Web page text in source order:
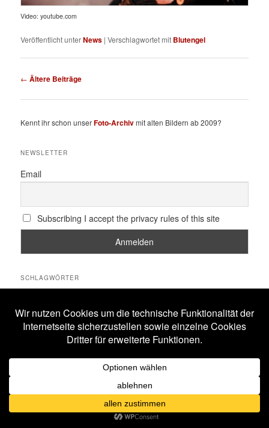
Video: youtube.com
Veröffentlicht unterNews |Verschlagwortet mit Blutengel
Beitragsnavigation
← Ältere Beiträge
Kennt ihr schon unserFoto-Archivmit alten Bildern ab 2009?
NEWSLETTER
Email
Subscribing I accept the privacy rules of this site
SCHLAGWÖRTER
Blutengel Coppelius Corona Corvus Corax
Eisbrecher Ensiferum Faun Feuerschwanz
Frankfurt Harakiri For The Sky
Hexentanz Festival
Köln Leipzig Letzte Instanz
Lord Of The Lost M'era Luna Festival